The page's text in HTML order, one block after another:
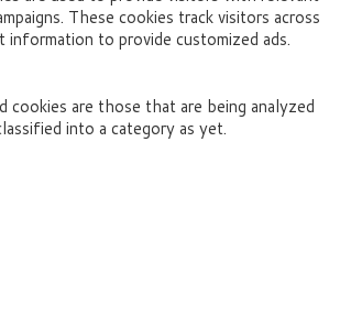
These cookies track visitors across
information to provide customized ads.
cookies are those that are being analyzed
into a category as yet.